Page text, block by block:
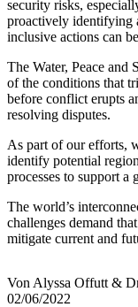
security risks,
proactively identifying
inclusive actions can
The Water, Peace and
of the conditions that
before conflict erupts
resolving disputes.
As part of our efforts,
identify potential
processes to support a
The world’s
challenges demand
mitigate current and
Von Alyssa Offutt &
02/06/2022